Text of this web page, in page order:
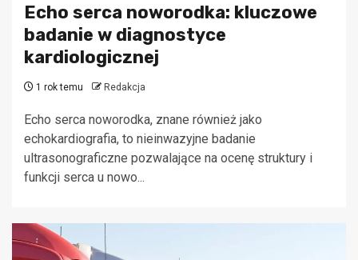
Echo serca noworodka: kluczowe
badanie w diagnostyce
kardiologicznej
1 rok temu Redakcja
Echo serca noworodka, znane również jako
echokardiografia, to nieinwazyjne badanie
ultrasonograficzne pozwalające na ocenę struktury i
funkcji serca u nowo...